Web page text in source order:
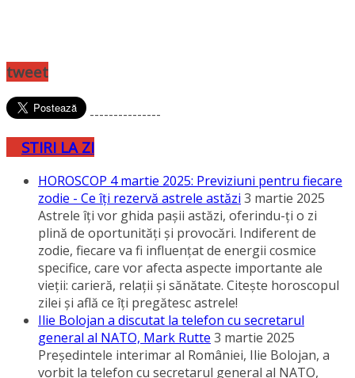
tweet
---------------
STIRI LA ZI
HOROSCOP 4 martie 2025: Previziuni pentru fiecare
zodie - Ce îţi rezervă astrele astăzi 3 martie 2025
Astrele îţi vor ghida paşii astăzi, oferindu-ţi o zi
plină de oportunităţi şi provocări. Indiferent de
zodie, fiecare va fi influenţat de energii cosmice
specifice, care vor afecta aspecte importante ale
vieţii: carieră, relaţii şi sănătate. Citeşte horoscopul
zilei şi află ce îţi pregătesc astrele!
Ilie Bolojan a discutat la telefon cu secretarul
general al NATO, Mark Rutte 3 martie 2025
Preşedintele interimar al României, Ilie Bolojan, a
vorbit la telefon cu secretarul general al NATO,